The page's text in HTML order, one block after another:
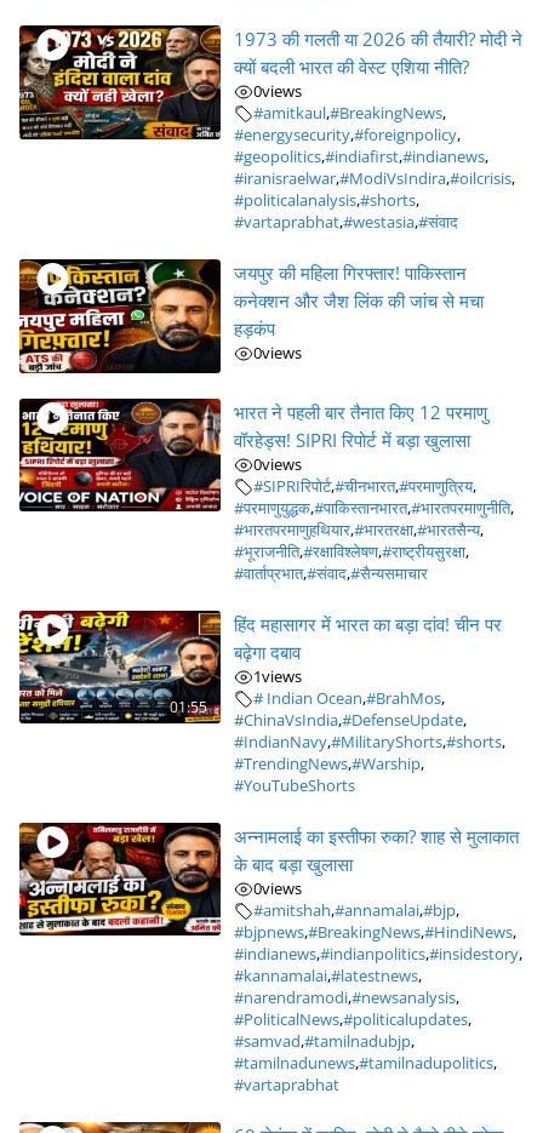
1973 की गलती या 2026 की तैयारी? मोदी ने
क्यों बदली भारत की वेस्ट एशिया नीति?
0views
#amitkaul,#BreakingNews,
#energysecurity,#foreignpolicy,
#geopolitics,#indiafirst,#indianews,
#iranisraelwar,#ModiVsIndira,#oilcrisis,
#politicalanalysis,#shorts,
#vartaprabhat,#westasia,#संवाद
जयपुर की महिला गिरफ्तार! पाकिस्तान
कनेक्शन और जैश लिंक की जांच से मचा
हड़कंप
0views
भारत ने पहली बार तैनात किए 12 परमाणु
वॉरहेड्स! SIPRI रिपोर्ट में बड़ा खुलासा
0views
#SIPRIरिपोर्ट,#चीनभारत,#परमाणुत्रिय,
#परमाणुयुद्धक,#पाकिस्तानभारत,#भारतपरमाणुनीति,
#भारतपरमाणुहथियार,#भारतरक्षा,#भारतसैन्य,
#भूराजनीति,#रक्षाविश्लेषण,#राष्ट्रीयसुरक्षा,
#वार्ताप्रभात,#संवाद,#सैन्यसमाचार
01:55
हिंद महासागर में भारत का बड़ा दांव! चीन पर
बढ़ेगा दबाव
1views
# Indian Ocean,#BrahMos,
#ChinaVsIndia,#DefenseUpdate,
#IndianNavy,#MilitaryShorts,#shorts,
#TrendingNews,#Warship,
#YouTubeShorts
अन्नामलाई का इस्तीफा रुका? शाह से मुलाकात
के बाद बड़ा खुलासा
0views
#amitshah,#annamalai,#bjp,
#bjpnews,#BreakingNews,#HindiNews,
#indianews,#indianpolitics,#insidestory,
#kannamalai,#latestnews,
#narendramodi,#newsanalysis,
#PoliticalNews,#politicalupdates,
#samvad,#tamilnadubjp,
#tamilnadunews,#tamilnadupolitics,
#vartaprabhat